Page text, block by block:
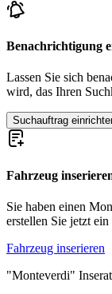
Benachrichtigung
Lassen Sie sich
wird, das Ihren
Suchauftrag
Fahrzeug
Sie haben einen
erstellen Sie jetzt ein
Fahrzeug inserieren
"Monteverdi"